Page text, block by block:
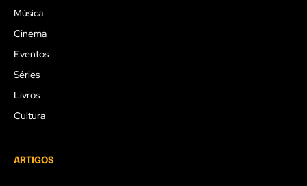
Música
Cinema
Eventos
Séries
Livros
Cultura
ARTIGOS